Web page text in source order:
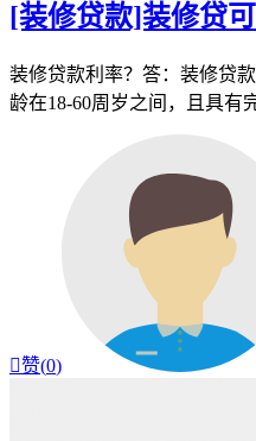
[装修贷款]装修贷
装修贷款利率？答：装修贷
龄在18-60周岁之间，且具有
赞(0)